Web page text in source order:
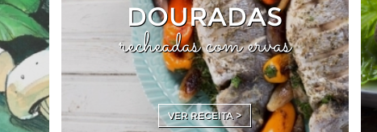
DOURADAS
recheadas com ervas
VER RECEITA >